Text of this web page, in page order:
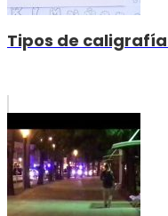
Tipos de